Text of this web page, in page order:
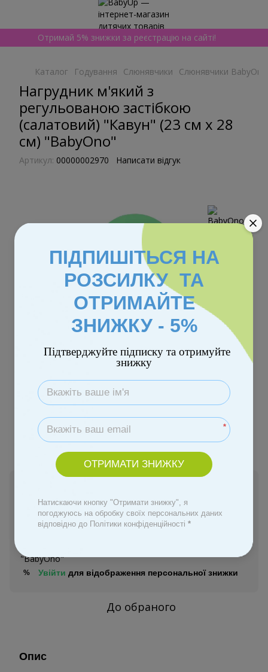
Отримай 5% знижки за реєстрацію на сайті!
Каталог Годування Слюнявчики Слюнявчики BabyOno
Нагрудник м'який з
регульованою застібкою
(салатовий) "Кавун" (23 см x 28
см) "BabyOno"
Артикул: 00000002970 Написати відгук
232 грн
% Увійти для відображення персональної знижки
До обраного
Опис
ПІДПИШІТЬСЯ НА
РОЗСИЛКУ ТА
ОТРИМАЙТЕ
ЗНИЖКУ - 5%
Підтверджуйте підписку та отримуйте
знижку
*
ОТРИМАТИ ЗНИЖКУ
Натискаючи кнопку "Отримати знижку", я
погоджуюсь на обробку своїх персональних даних
відповідно до Політики конфіденційності *